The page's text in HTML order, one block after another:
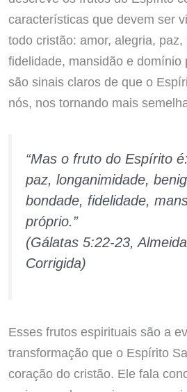
características que devem ser
todo cristão: amor, alegria,
fidelidade, mansidão e domínio
são sinais claros de que o
nós, nos tornando mais
“Mas o fruto do Espírito
paz, longanimidade,
bondade, fidelidade,
próprio.”
(Gálatas 5:22-23,
Corrigida)
Esses frutos espirituais são a
transformação que o Espírito
coração do cristão. Ele fala